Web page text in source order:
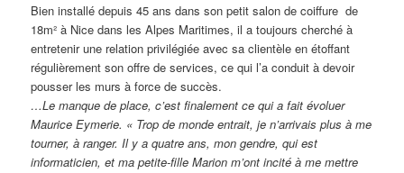
Bien installé depuis 45 ans dans son petit salon de coiffure de
18m² à Nice dans les Alpes Maritimes, il a toujours cherché à
entretenir une relation privilégiée avec sa clientèle en étoffant
régulièrement son offre de services, ce qui l’a conduit à devoir
pousser les murs à force de succès.
…Le manque de place, c’est finalement ce qui a fait évoluer
Maurice Eymerie. « Trop de monde entrait, je n’arrivais plus à me
tourner, à ranger. Il y a quatre ans, mon gendre, qui est
informaticien, et ma petite-fille Marion m’ont incité à me mettre